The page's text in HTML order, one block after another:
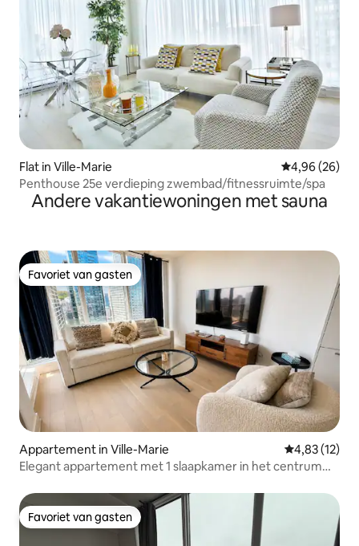
Flat in Ville-Marie Gemiddelde
4,96 (26)
Penthouse 25e verdieping zwembad/fitnessruimte/spa
Andere vakantiewoningen met sauna
Favoriet van gasten
Favoriet van gasten
Appartement in Ville-Marie Gemiddelde
4,83 (12)
Elegant appartement met 1 slaapkamer in het centrum
Favoriet van gasten
Favoriet van gasten